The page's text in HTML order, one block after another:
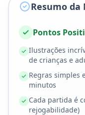
Resumo da
Pontos
Ilustrações
de crianças e
Regras simples
minutos
Cada partida é
rejogabilidade)